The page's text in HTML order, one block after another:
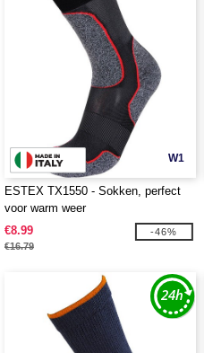
W1
ESTEX TX1550 - Sokken, perfect
voor warm weer
€8.99
€16.79
-46%